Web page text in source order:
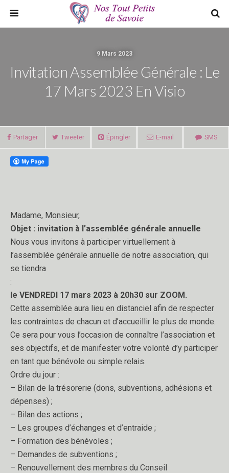
9 Mars 2023
Invitation Assemblée Générale : Le
17 Mars 2023 En Visio
Partager Tweeter Épingler E-mail SMS
Madame, Monsieur,
Objet : invitation à l’assemblée générale annuelle
Nous vous invitons à participer virtuellement à
l’assemblée générale annuelle de notre association, qui
se tiendra
:
le VENDREDI 17 mars 2023 à 20h30 sur ZOOM.
Cette assemblée aura lieu en distanciel afin de respecter
les contraintes de chacun et d’accueillir le plus de monde.
Ce sera pour vous l’occasion de connaître l’association et
ses objectifs, et de manifester votre volonté d’y participer
en tant que bénévole ou simple relais.
Ordre du jour :
– Bilan de la trésorerie (dons, subventions, adhésions et
dépenses) ;
– Bilan des actions ;
– Les groupes d’échanges et d’entraide ;
– Formation des bénévoles ;
– Demandes de subventions ;
– Renouvellement des membres du Conseil